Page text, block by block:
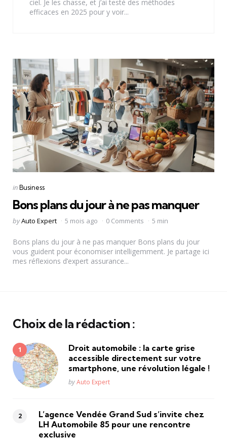
ciel. Je les chasse, et j’ai testé des méthodes
efficaces en 2025 pour y voir...
Categories
Posted
inBusiness
Bons plans du jour à ne pas manquer
Posted
byAuto Expert 5 mois ago 0 Comments 5 min
Bons plans du jour à ne pas manquer Bons plans du jour
vous guident pour économiser intelligemment. Je partage ici
mes réflexions d’expert assurance...
Choix de la rédaction :
Droit automobile : la carte grise
accessible directement sur votre
smartphone, une révolution légale !
Posted
byAuto Expert
L’agence Vendée Grand Sud s’invite chez
LH Automobile 85 pour une rencontre
exclusive